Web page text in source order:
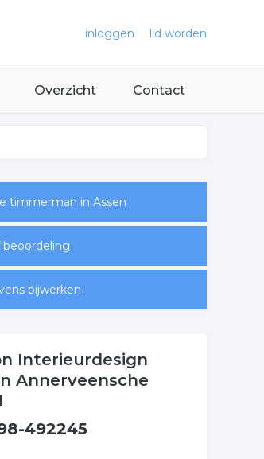
inloggen lid worden
Overzicht Contact
timmerman in Assen
beoordeling
bijwerken
Interieurdesign
Annerveensche
492245